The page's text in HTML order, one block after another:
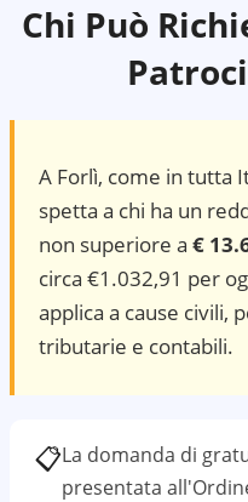
Chi Può
A Forlì, come in tutta
spetta a chi ha un
non superiore a €
circa €1.032,91 per
applica a cause civili,
tributarie e contabili.
📋La domanda di
presentata